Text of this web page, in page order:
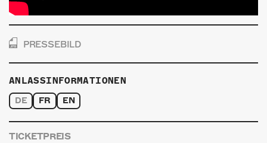
PRESSEBILD
ANLASSINFORMATIONEN
DE FR EN
TICKETPREIS